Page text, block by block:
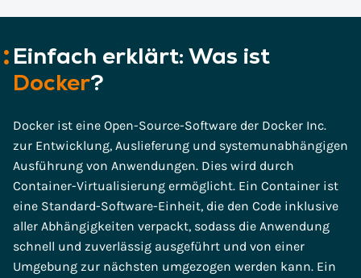
Einfach erklärt: Was ist
Docker?
Docker ist eine Open-Source-Software der Docker Inc.
zur Entwicklung, Auslieferung und systemunabhängigen
Ausführung von Anwendungen. Dies wird durch
Container-Virtualisierung ermöglicht. Ein Container ist
eine Standard-Software-Einheit, die den Code inklusive
aller Abhängigkeiten verpackt, sodass die Anwendung
schnell und zuverlässig ausgeführt und von einer
Umgebung zur nächsten umgezogen werden kann. Ein